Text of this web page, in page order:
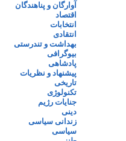
آوارگان و پناهندگان
اقتصاد
انتخابات
انتقادی
بهداشت و تندرستی
بیوگرافی
پادشاهی
پیشنهاد و نظریات
تاریخی
تکنولوژی
جنایات رژیم
دینی
زندانی سیاسی
سیاسی